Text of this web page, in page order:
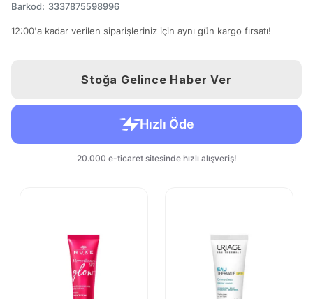
Barkod: 3337875598996
12:00'a kadar verilen siparişleriniz için aynı gün kargo fırsatı!
Stoğa Gelince Haber Ver